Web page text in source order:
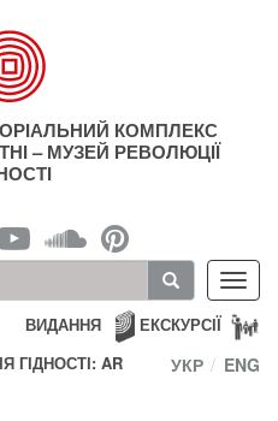
КОМПЛЕКС
– МУЗЕЙ РЕВОЛЮЦІЇ
ЕКСКУРСІЇ
ВИДАННЯ
ГІДНОСТІ: AR
УКР ENG